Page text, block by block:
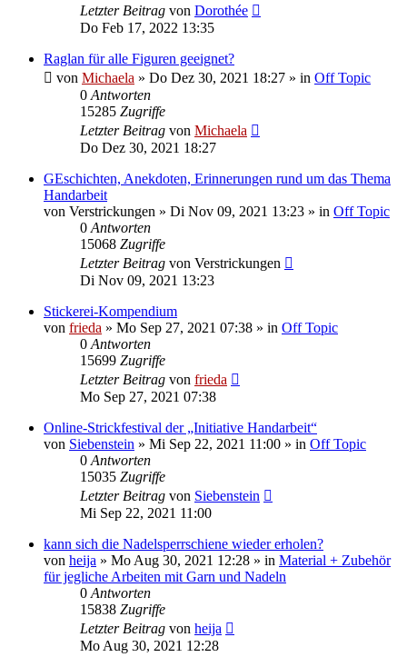
Letzter Beitrag von Dorothée
Do Feb 17, 2022 13:35
Raglan für alle Figuren geeignet?
von Michaela » Do Dez 30, 2021 18:27 » in Off Topic
0 Antworten
15285 Zugriffe
Letzter Beitrag von Michaela
Do Dez 30, 2021 18:27
GEschichten, Anekdoten, Erinnerungen rund um das Thema
Handarbeit
von Verstrickungen » Di Nov 09, 2021 13:23 » in Off Topic
0 Antworten
15068 Zugriffe
Letzter Beitrag von Verstrickungen
Di Nov 09, 2021 13:23
Stickerei-Kompendium
von frieda » Mo Sep 27, 2021 07:38 » in Off Topic
0 Antworten
15699 Zugriffe
Letzter Beitrag von frieda
Mo Sep 27, 2021 07:38
Online-Strickfestival der „Initiative Handarbeit“
von Siebenstein » Mi Sep 22, 2021 11:00 » in Off Topic
0 Antworten
15035 Zugriffe
Letzter Beitrag von Siebenstein
Mi Sep 22, 2021 11:00
kann sich die Nadelsperrschiene wieder erholen?
von heija » Mo Aug 30, 2021 12:28 » in Material + Zubehör
für jegliche Arbeiten mit Garn und Nadeln
0 Antworten
15838 Zugriffe
Letzter Beitrag von heija
Mo Aug 30, 2021 12:28